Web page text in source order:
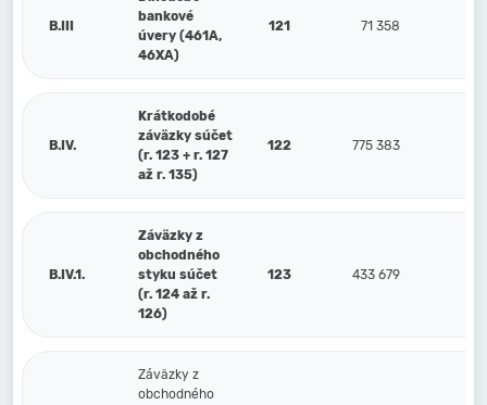
B.III
bankové
úvery (461A,
46XA)
121 71 358
B.IV.
Krátkodobé
záväzky súčet
(r. 123 + r. 127
až r. 135)
122 775 383
B.IV.1.
Záväzky z
obchodného
styku súčet
(r. 124 až r.
126)
123 433 679
Záväzky z
obchodného